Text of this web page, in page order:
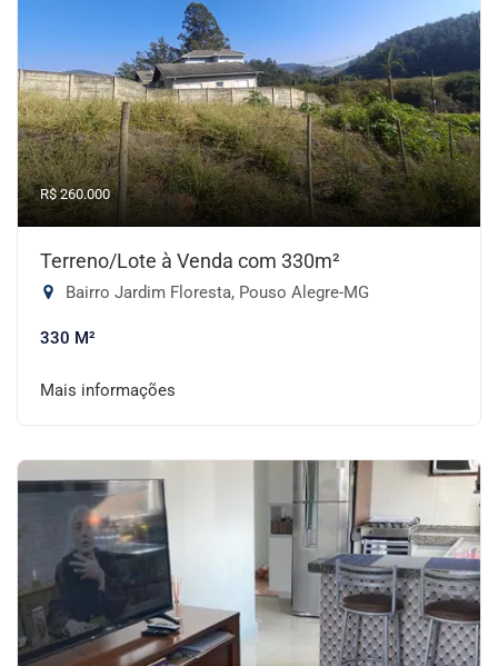
R$ 260.000
Terreno/Lote à Venda com 330m²
Bairro Jardim Floresta, Pouso Alegre-MG
330 M²
Mais informações